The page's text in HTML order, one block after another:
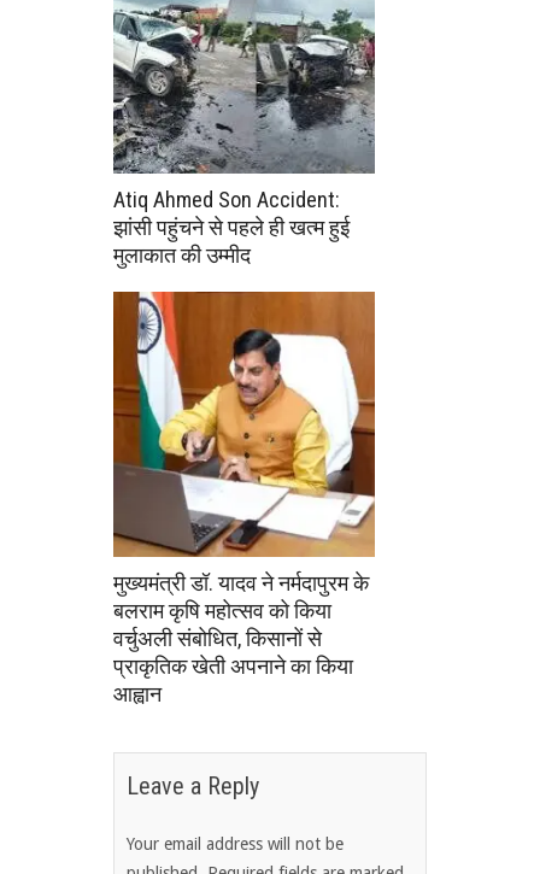
Atiq Ahmed Son Accident:
झांसी पहुंचने से पहले ही खत्म हुई
मुलाकात की उम्मीद
मुख्यमंत्री डॉ. यादव ने नर्मदापुरम के
बलराम कृषि महोत्सव को किया
वर्चुअली संबोधित, किसानों से
प्राकृतिक खेती अपनाने का किया
आह्वान
Leave a Reply
Your email address will not be